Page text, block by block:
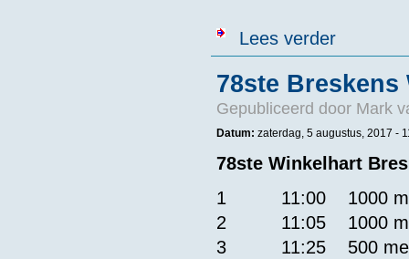
Lees verderover
78ste
Gepubliceerd door Mark
Datum: zaterdag, 5 augustus, 2017 -
78ste Winkelhart
​1 11:00 1000
2 11:05 1000
3 11:25 500